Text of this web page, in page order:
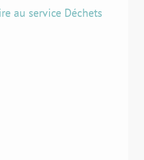
au service Déchets